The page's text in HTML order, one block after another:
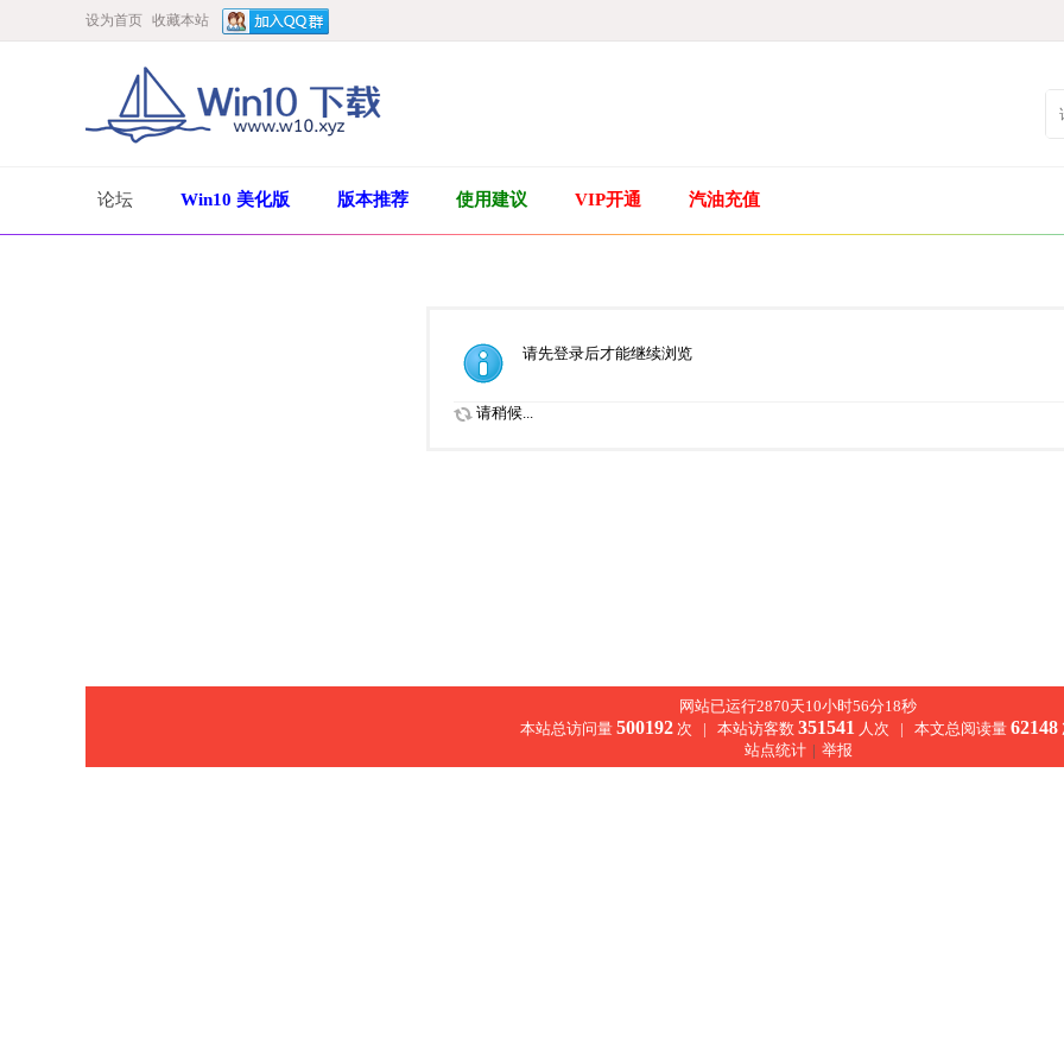
设为首页 收藏本站
论坛 Win10 美化版 版本推荐 使用建议 VIP开通 汽油充值
请先登录后才能继续浏览
请稍候...
网站已运行2870天10小时56分18秒
本站总访问量 500192次 | 本站访客数 351541 人次 | 本文总阅读量 62148
站点统计 | 举报